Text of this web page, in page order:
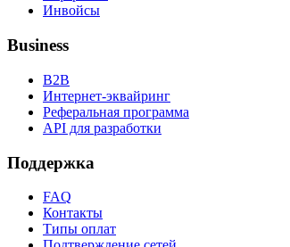
Инвойсы
Business
B2B
Интернет-эквайринг
Реферальная программа
API для разработки
Поддержка
FAQ
Контакты
Типы оплат